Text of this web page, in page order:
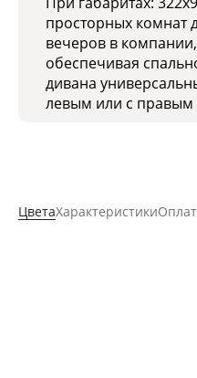
просторных комнат
вечеров в
обеспечивая
дивана
левым или с правым
ЦветаХарактеристики